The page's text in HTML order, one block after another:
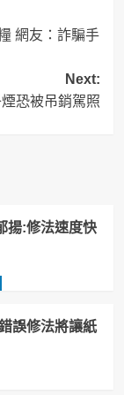
網友：詐騙手
Next:
恐被吊銷駕照
揚:修法速度快
誤修法將讓紙